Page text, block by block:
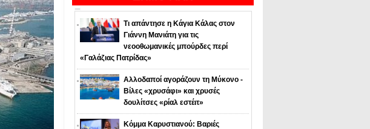
Τι απάντησε η Κάγια Κάλας στον
Γιάννη Μανιάτη για τις
νεοοθωμανικές μπούρδες περί
«Γαλάζιας Πατρίδας»
Αλλοδαποί αγοράζουν τη Μύκονο -
Βίλες «χρυσάφι» και χρυσές
δουλίτσες «ρίαλ εστέιτ»
Κόμμα Καρυστιανού: Βαριές